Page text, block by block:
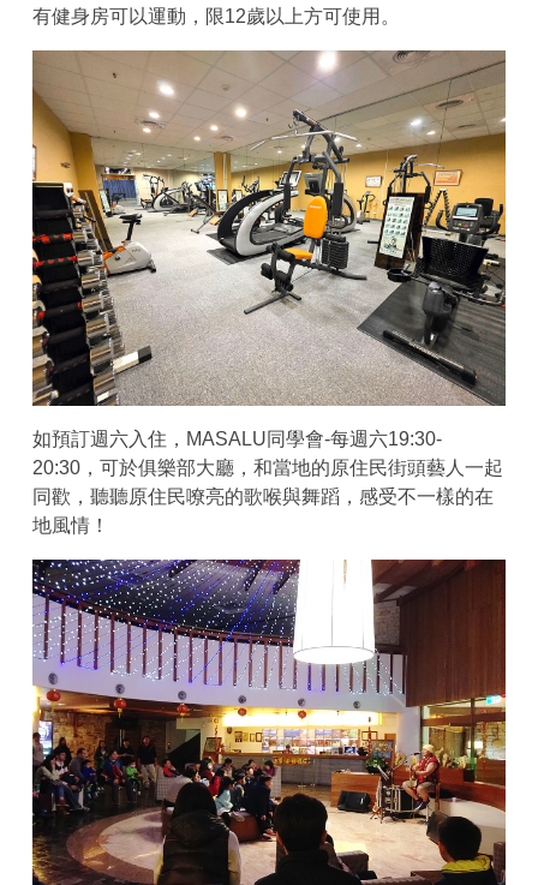
有健身房可以運動，限12歲以上方可使用。
如預訂週六入住，MASALU同學會-每週六19:30-
20:30，可於俱樂部大廳，和當地的原住民街頭藝人一起
同歡，聽聽原住民嘹亮的歌喉與舞蹈，感受不一樣的在
地風情！